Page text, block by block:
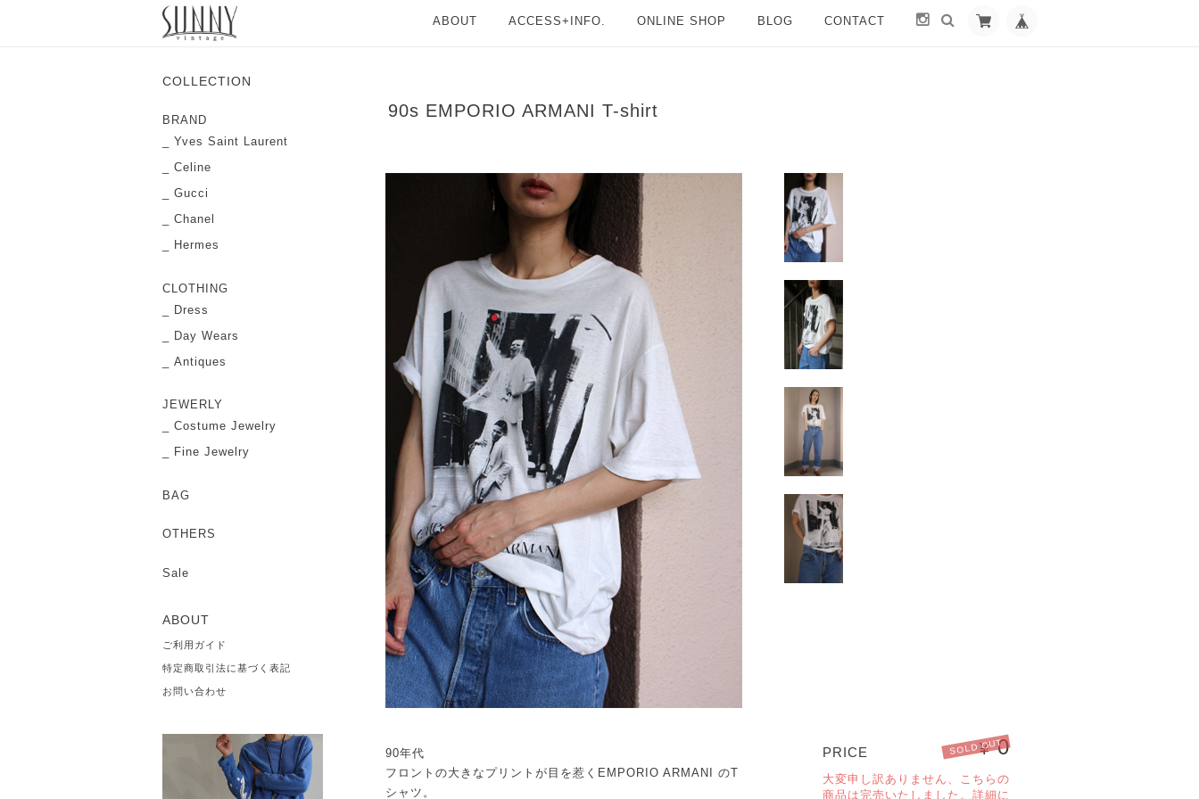
ABOUT ACCESS+INFO. ONLINE SHOP BLOG CONTACT
90s EMPORIO ARMANI T-shirt
90年代
フロントの大きなプリントが目を惹くEMPORIO ARMANI のT
シャツ。
PRICE ¥0
SOLD OUT
大変申し訳ありません、こちらの
商品は完売いたしました。詳細に
COLLECTION
BRAND
Yves Saint Laurent
Celine
Gucci
Chanel
Hermes
CLOTHING
Dress
Day Wears
Antiques
JEWERLY
Costume Jewelry
Fine Jewelry
BAG
OTHERS
Sale
ABOUT
ご利用ガイド
特定商取引法に基づく表記
お問い合わせ